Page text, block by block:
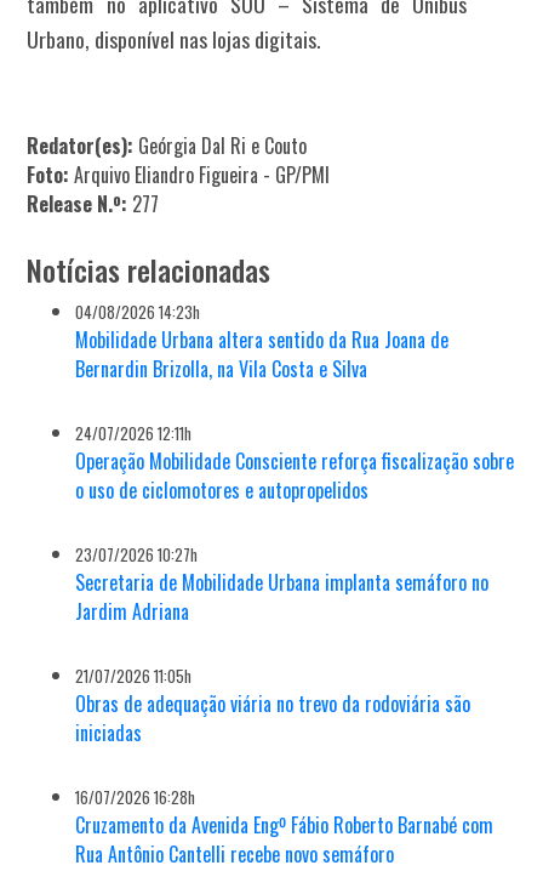
Urbano, disponível nas lojas digitais.
Redator(es): Geórgia Dal Ri e Couto
Foto:Arquivo Eliandro Figueira - GP/PMI
Release N.º: 277
Notícias relacionadas
04/08/2026 14:23h
Mobilidade Urbana altera sentido da Rua Joana de
Bernardin Brizolla, na Vila Costa e Silva
24/07/2026 12:11h
Operação Mobilidade Consciente reforça fiscalização sobre
o uso de ciclomotores e autopropelidos
23/07/2026 10:27h
Secretaria de Mobilidade Urbana implanta semáforo no
Jardim Adriana
21/07/2026 11:05h
Obras de adequação viária no trevo da rodoviária são
iniciadas
16/07/2026 16:28h
Cruzamento da Avenida Engº Fábio Roberto Barnabé com
Rua Antônio Cantelli recebe novo semáforo